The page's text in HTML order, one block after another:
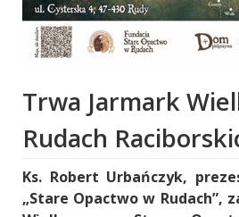
Trwa Jarmark
Rudach
Ks. Robert Urbańczyk,
„Stare Opactwo w Rudach”,